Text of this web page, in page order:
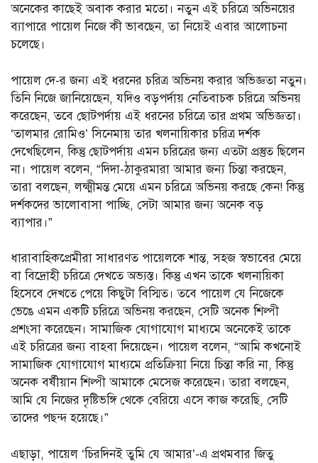
অনেকের কাছেই অবাক করার মতো। নতুন এই চরিত্রে অভিনয়ের
ব্যাপারে পায়েল নিজে কী ভাবছেন, তা নিয়েই এবার আলোচনা
চলেছে।
পায়েল দে-র জন্য এই ধরনের চরিত্র অভিনয় করার অভিজ্ঞতা নতুন।
তিনি নিজে জানিয়েছেন, যদিও বড়পর্দায় নেতিবাচক চরিত্রে অভিনয়
করেছেন, তবে ছোটপর্দায় এই ধরনের চরিত্রে তার প্রথম অভিজ্ঞতা।
‘তালমার রোমিও’ সিনেমায় তার খলনায়িকার চরিত্র দর্শক
দেখেছিলেন, কিন্তু ছোটপর্দায় এমন চরিত্রের জন্য এতটা প্রস্তুত ছিলেন
না। পায়েল বলেন, “দিদা-ঠাকুরমারা আমার জন্য চিন্তা করছেন,
তারা বলছেন, লক্ষ্মীমন্ত মেয়ে এমন চরিত্রে অভিনয় করছে কেন! কিন্তু
দর্শকদের ভালোবাসা পাচ্ছি, সেটা আমার জন্য অনেক বড়
ব্যাপার।”
ধারাবাহিকপ্রেমীরা সাধারণত পায়েলকে শান্ত, সহজ স্বভাবের মেয়ে
বা বিদ্রোহী চরিত্রে দেখতে অভ্যস্ত। কিন্তু এখন তাকে খলনায়িকা
হিসেবে দেখতে পেয়ে কিছুটা বিস্মিত। তবে পায়েল যে নিজেকে
ভেঙে এমন একটি চরিত্রে অভিনয় করছেন, সেটি অনেক শিল্পী
প্রশংসা করেছেন। সামাজিক যোগাযোগ মাধ্যমে অনেকেই তাকে
এই চরিত্রের জন্য বাহবা দিয়েছেন। পায়েল বলেন, “আমি কখনোই
সামাজিক যোগাযোগ মাধ্যমে প্রতিক্রিয়া নিয়ে চিন্তা করি না, কিন্তু
অনেক বর্ষীয়ান শিল্পী আমাকে মেসেজ করেছেন। তারা বলছেন,
আমি যে নিজের দৃষ্টিভঙ্গি থেকে বেরিয়ে এসে কাজ করেছি, সেটি
তাদের পছন্দ হয়েছে।”
এছাড়া, পায়েল ‘চিরদিনই তুমি যে আমার’-এ প্রথমবার জিতু